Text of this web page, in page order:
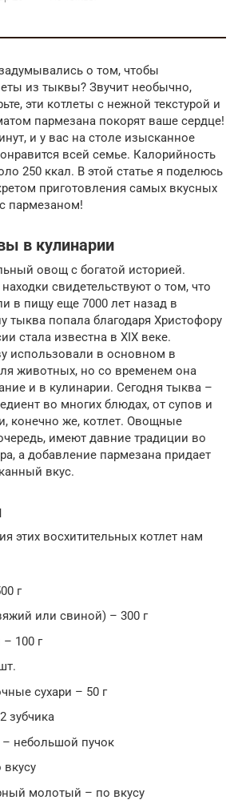
о том, чтобы
из тыквы? Звучит необычно,
эти котлеты с нежной текстурой и
пармезана покорят ваше сердце!
и у вас на столе изысканное
всей семье. Калорийность
250 ккал. В этой статье я поделюсь
приготовления самых вкусных
пармезаном!
в кулинарии
овощ с богатой историей.
свидетельствуют о том, что
в пищу еще 7000 лет назад в
тыква попала благодаря Христофору
стала известна в XIX веке.
использовали в основном в
животных, но со временем она
и в кулинарии. Сегодня тыква –
во многих блюдах, от супов и
конечно же, котлет. Овощные
имеют давние традиции во
а добавление пармезана придает
вкус.
этих восхитительных котлет нам
г
или свиной) – 300 г
100 г
сухари – 50 г
зубчика
– небольшой пучок
молотый – по вкусу